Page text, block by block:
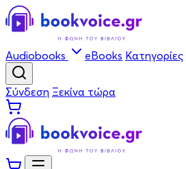
Audiobooks eBooks Κατηγορίες
Σύνδεση Ξεκίνα τώρα